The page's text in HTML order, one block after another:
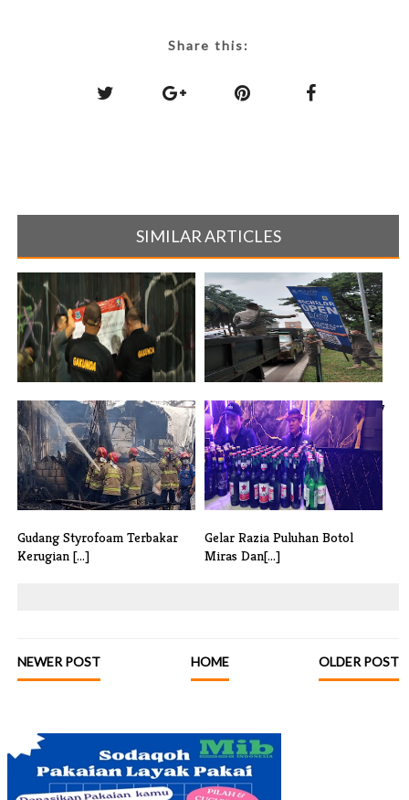
Share this:
SIMILAR ARTICLES
Satpol PP Tangsel Gelar Razia
Tega[...]
Satpol PP Tangsel Tertibkan 37
Rekl[...]
Gudang Styrofoam Terbakar
Kerugian [...]
Gelar Razia Puluhan Botol
Miras Dan[...]
NEWER POST OLDER POST
HOME